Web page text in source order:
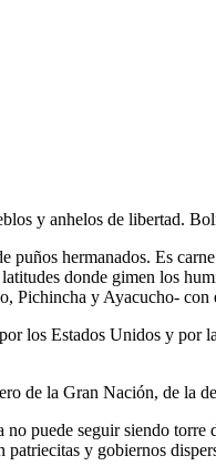
y anhelos de libertad.
hermanados. Es
donde gimen los
Pichincha y Ayacucho-
los Estados Unidos y por
de la Gran Nación, de la
puede seguir siendo
patriecitas y gobiernos